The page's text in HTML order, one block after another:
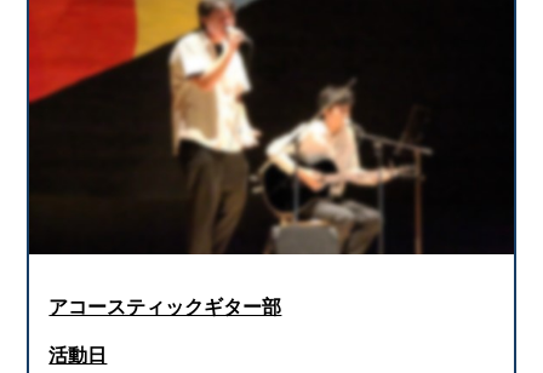
アコースティックギター部
活動日